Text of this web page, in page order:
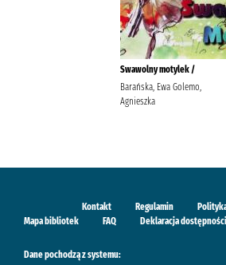
Swawolny motylek /
Barańska, Ewa Golemo,
Agnieszka
Kontakt Regulamin
Mapa bibliotek
FAQ Deklaracja dostępności
Dane pochodzą z systemu: